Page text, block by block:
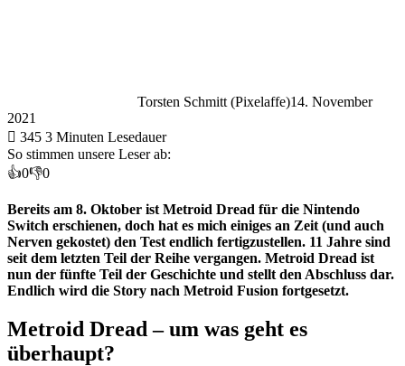
Torsten Schmitt (Pixelaffe)14. November
2021
345 3 Minuten Lesedauer
So stimmen unsere Leser ab:
👍0👎0
Bereits am 8. Oktober ist Metroid Dread für die Nintendo
Switch erschienen, doch hat es mich einiges an Zeit (und auch
Nerven gekostet) den Test endlich fertigzustellen. 11 Jahre sind
seit dem letzten Teil der Reihe vergangen. Metroid Dread ist
nun der fünfte Teil der Geschichte und stellt den Abschluss dar.
Endlich wird die Story nach Metroid Fusion fortgesetzt.
Metroid Dread – um was geht es
überhaupt?